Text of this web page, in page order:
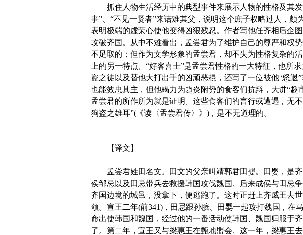
抓住人物生活经历中的典型事件来展示人物的性格及其发
事”、“不见一贤者”来诘难其父，说明这个庶子权略过人，
表明极端的虚荣心使他变得凶狠残忍。作者写他任齐相后企
攻破齐国。从中不难看出，孟尝君为了维护自己的尊严和权
不足取的；但作为文学形象的孟尝君，却不失为性格复杂的
上的另一特点。“好客喜士”是孟尝君性格的一大特征，他所
盗之徒以及替他大打出手的凶顽恶棍，还写了一位被他“怒
也能效忠其主，但他竭力为趋炎附势的食客们抗辩，大讲“趣
孟尝君的所作所为就是证明。这些食客们的言行或遭遇，无
狗盗之雄耳”(《读〈孟尝君传〉》)，是不无道理的。
【译文】
孟尝君姓田名文。田文的父亲叫靖郭君田婴。田婴，是齐
侯邹忌以及田忌带兵去救援韩国攻伐魏国。后来成侯与田忌
齐国边境的城邑，没拿下，便逃跑了。这时正赶上齐威王去
领。宣王二年(前341)，田忌跟孙膑、田婴一起攻打魏国，在
命出使韩国和魏国，经过他的一番活动使韩国、魏国归服于
了。第二年，宣王又与梁惠王在甄地盟会。这一年，梁惠王